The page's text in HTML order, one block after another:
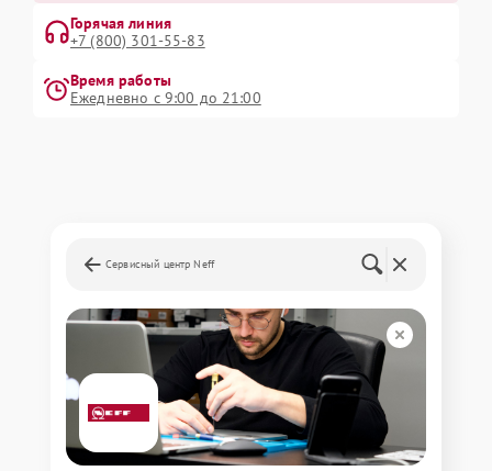
Горячая линия
+7 (800) 301-55-83
Время работы
Ежедневно с 9:00 до 21:00
Сервисный центр Neff